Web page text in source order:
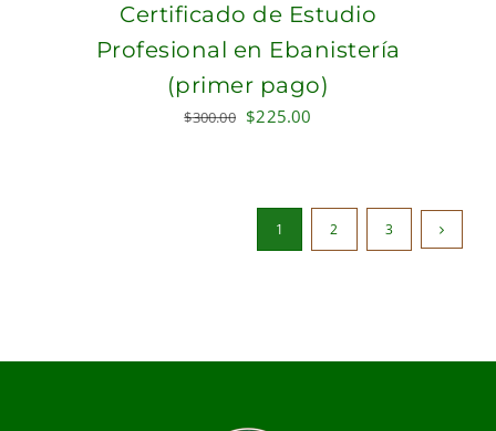
Certificado de Estudio
Profesional en Ebanistería
(primer pago)
$300.00 Original
$225.00
1 2 3